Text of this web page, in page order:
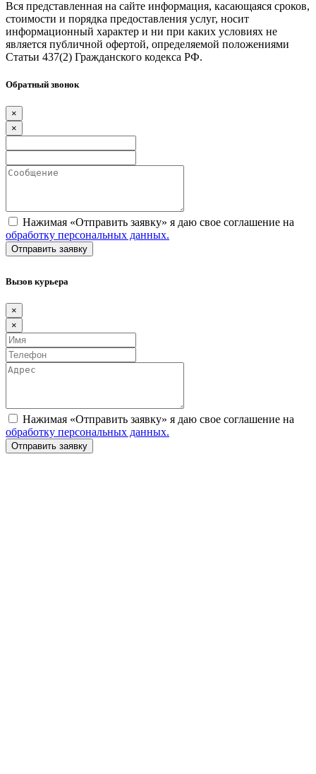
Вся представленная на сайте информация, касающаяся сроков,
стоимости и порядка предоставления услуг, носит
информационный характер и ни при каких условиях не
является публичной офертой, определяемой положениями
Статьи 437(2) Гражданского кодекса РФ.
Обратный звонок
×
×
Нажимая «Отправить заявку» я даю свое соглашение на
обработку персональных данных.
Вызов курьера
×
×
Нажимая «Отправить заявку» я даю свое соглашение на
обработку персональных данных.